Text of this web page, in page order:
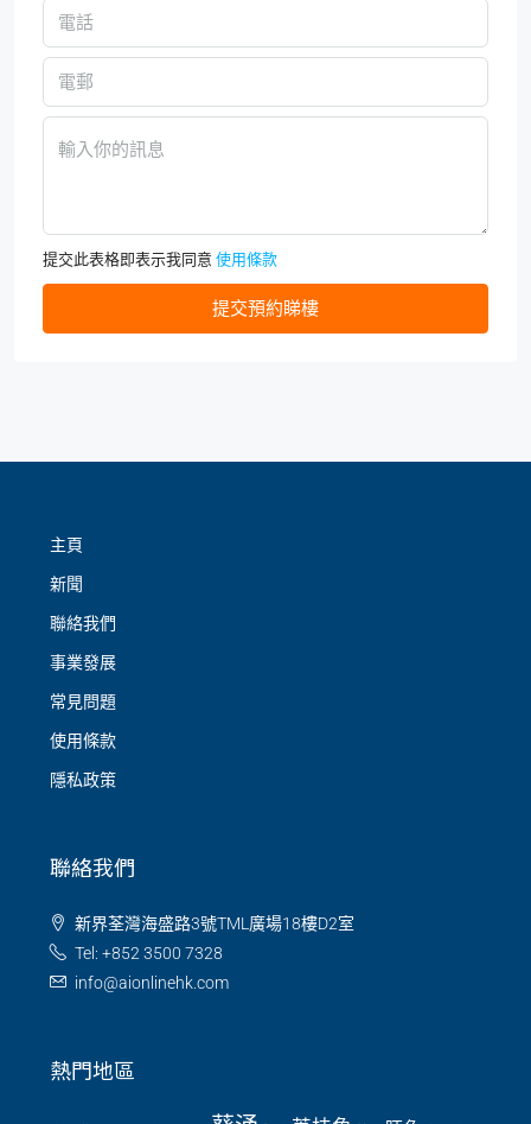
提交此表格即表示我同意 使用條款
提交預約睇樓
主頁
新聞
聯絡我們
事業發展
常見問題
使用條款
隱私政策
聯絡我們
新界荃灣海盛路3號TML廣場18樓D2室
Tel: +852 3500 7328
info@aionlinehk.com
熱門地區